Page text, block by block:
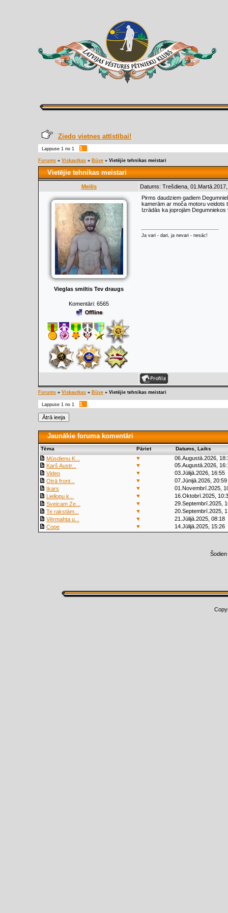
Ziedo vietnes attīstībai!
Lappuse 1 no 1 1
Forums » Viskautkas » Būve » Vietējie tehnikas meistari
Vietējie tehnikas meistari
Meilis Datums: Trešdiena,
Vieglas smiltis Tev draugs
Komentāri: 6565
Pirms daudziem gadiem
kamerām ar moča motoru veidots
Izrādās ka joprojām
Ja vari - dari, ja nevari - nesāc!
Forums » Viskautkas » Būve » Vietējie tehnikas meistari
Lappuse 1 no 1 1
Jaunākie foruma komentāri
Tēma Pāriet Datums, Laiks
Mūsdienu K... ▼
06.Augustā.2026,
Karš Austr...
▼
05.Augustā.2026,
Video
▼
03.Jūlijā.2026, 16:55
Otrā front...
▼
07.Jūnijā.2026, 20:59
Ikars
▼
01.Novembrī.2025,
Liellopu k...
▼
16.Oktobrī.2025,
Sveicam Ze...
▼
29.Septembrī.2025,
Te rakstām...
▼
20.Septembrī.2025,
Vērmahta u...
▼
21.Jūlijā.2025, 08:18
Cope
▼ 14.Jūlijā.2025, 15:26